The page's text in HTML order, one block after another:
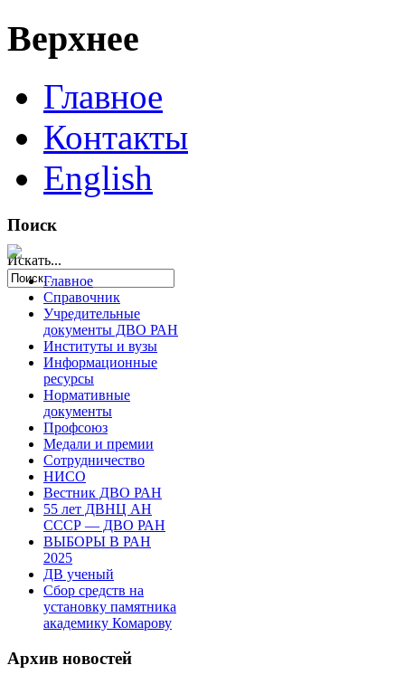
Верхнее
Главное
Контакты
English
Поиск
Искать...
Главное
Справочник
Учредительные
документы ДВО РАН
Институты и вузы
Информационные
ресурсы
Нормативные
документы
Профсоюз
Медали и премии
Сотрудничество
НИСО
Вестник ДВО РАН
55 лет ДВНЦ АН
СССР — ДВО РАН
ВЫБОРЫ В РАН
2025
ДВ ученый
Сбор средств на
установку памятника
академику Комарову
Архив новостей